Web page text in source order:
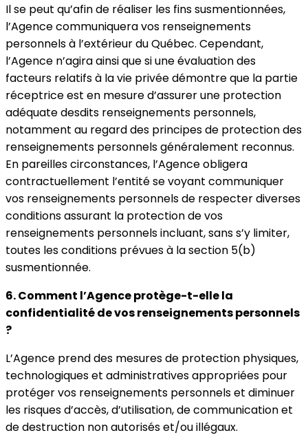
Il se peut qu’afin de réaliser les fins susmentionnées,
l’Agence communiquera vos renseignements
personnels à l’extérieur du Québec. Cependant,
l’Agence n’agira ainsi que si une évaluation des
facteurs relatifs à la vie privée démontre que la partie
réceptrice est en mesure d’assurer une protection
adéquate desdits renseignements personnels,
notamment au regard des principes de protection des
renseignements personnels généralement reconnus.
En pareilles circonstances, l’Agence obligera
contractuellement l’entité se voyant communiquer
vos renseignements personnels de respecter diverses
conditions assurant la protection de vos
renseignements personnels incluant, sans s’y limiter,
toutes les conditions prévues à la section 5(b)
susmentionnée.
6. Comment l’Agence protège-t-elle la
confidentialité de vos renseignements personnels
?
L’Agence prend des mesures de protection physiques,
technologiques et administratives appropriées pour
protéger vos renseignements personnels et diminuer
les risques d’accès, d’utilisation, de communication et
de destruction non autorisés et/ou illégaux.